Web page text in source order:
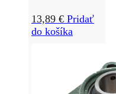
13,89 € Pridať
do košíka